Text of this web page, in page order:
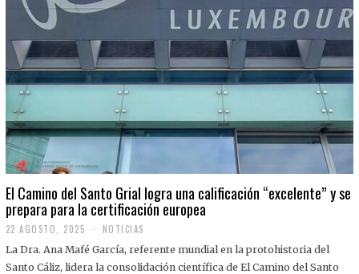
El Camino del Santo Grial logra una calificación “excelente” y se
prepara para la certificación europea
22 AGOSTO, 2025
2
A
G
NOTICIAS
La Dra. Ana Mafé García, referente mundial en la protohistoria del
Santo Cáliz, lidera la consolidación científica de El Camino del Santo